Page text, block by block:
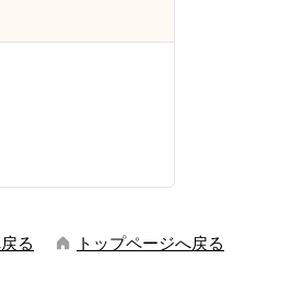
る トップページへ戻る